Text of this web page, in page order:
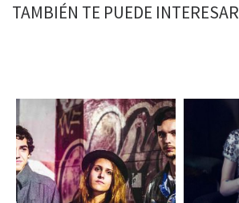
TAMBIÉN TE PUEDE INTERESAR